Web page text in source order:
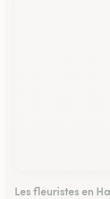
Les fleuristes en